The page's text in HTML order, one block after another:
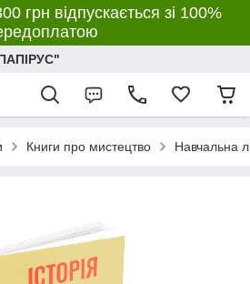
грн відпускається зі 100%
Книги про мистецтво Навчальна